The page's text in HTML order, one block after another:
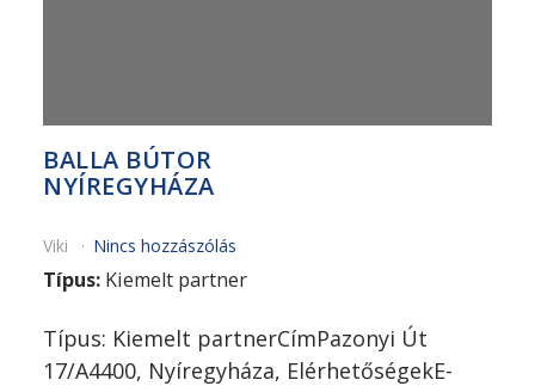
BALLA BÚTOR
NYÍREGYHÁZA
Viki Nincs hozzászólás
Típus: Kiemelt partner
Típus: Kiemelt partnerCímPazonyi Út
17/A4400, Nyíregyháza, ElérhetőségekE-